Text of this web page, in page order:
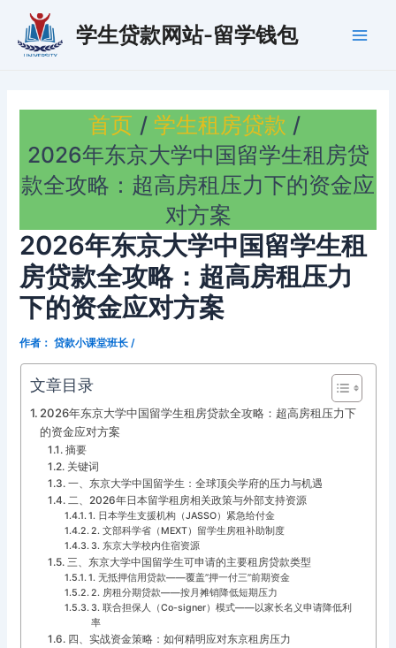
学生贷款网站-留学钱包
首页
学生租房贷款
2026年东京大学中国留学生租房贷
款全攻略：超高房租压力下的资金应
对方案
2026年东京大学中国留学生租
房贷款全攻略：超高房租压力
下的资金应对方案
作者： 贷款小课堂班长 /
文章目录
2026年东京大学中国留学生租房贷款全攻略：超高房租压力下
的资金应对方案
摘要
关键词
一、东京大学中国留学生：全球顶尖学府的压力与机遇
二、2026年日本留学租房相关政策与外部支持资源
1. 日本学生支援机构（JASSO）紧急给付金
2. 文部科学省（MEXT）留学生房租补助制度
3. 东京大学校内住宿资源
三、东京大学中国留学生可申请的主要租房贷款类型
1. 无抵押信用贷款——覆盖”押一付三”前期资金
2. 房租分期贷款——按月摊销降低短期压力
3. 联合担保人（Co-signer）模式——以家长名义申请降低利
率
四、实战资金策略：如何精明应对东京租房压力